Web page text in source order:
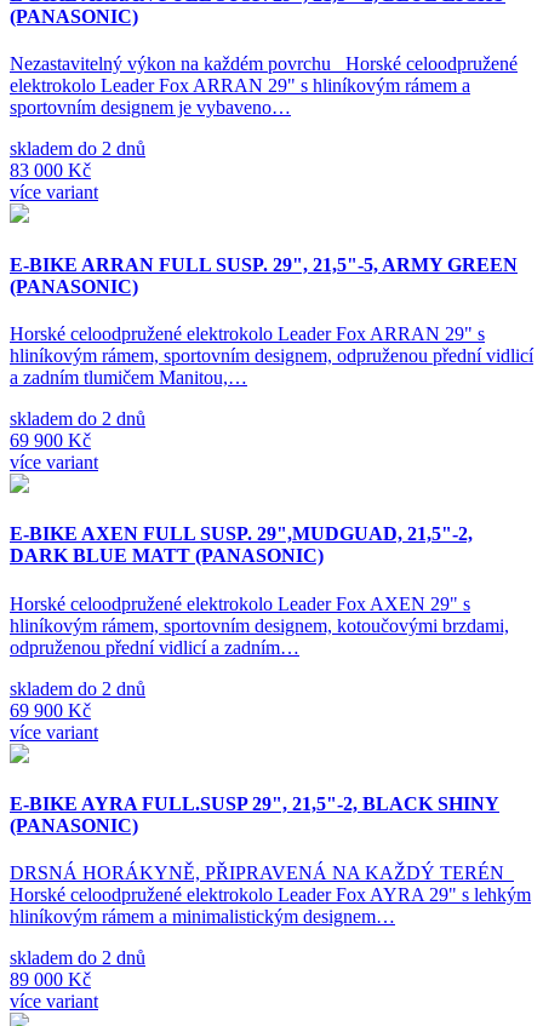
(PANASONIC)
Nezastavitelný výkon na každém povrchu Horské celoodpružené
elektrokolo Leader Fox ARRAN 29" s hliníkovým rámem a
sportovním designem je vybaveno…
skladem do 2 dnů
83 000 Kč
více variant
E-BIKE ARRAN FULL SUSP. 29", 21,5"-5, ARMY GREEN
(PANASONIC)
Horské celoodpružené elektrokolo Leader Fox ARRAN 29" s
hliníkovým rámem, sportovním designem, odpruženou přední vidlicí
a zadním tlumičem Manitou,…
skladem do 2 dnů
69 900 Kč
více variant
E-BIKE AXEN FULL SUSP. 29",MUDGUAD, 21,5"-2,
DARK BLUE MATT (PANASONIC)
Horské celoodpružené elektrokolo Leader Fox AXEN 29" s
hliníkovým rámem, sportovním designem, kotoučovými brzdami,
odpruženou přední vidlicí a zadním…
skladem do 2 dnů
69 900 Kč
více variant
E-BIKE AYRA FULL.SUSP 29", 21,5"-2, BLACK SHINY
(PANASONIC)
DRSNÁ HORÁKYNĚ, PŘIPRAVENÁ NA KAŽDÝ TERÉN
Horské celoodpružené elektrokolo Leader Fox AYRA 29" s lehkým
hliníkovým rámem a minimalistickým designem…
skladem do 2 dnů
89 000 Kč
více variant